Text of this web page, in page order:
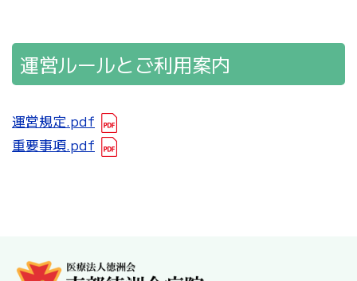
運営ルールとご利用案内
運営規定.pdf
重要事項.pdf